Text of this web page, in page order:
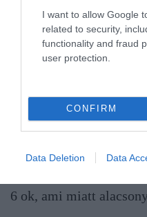
I want to allow Google
related to security,
functionality and fraud
user protection.
CONFIRM
Data Deletion Data
6 ok, ami miatt